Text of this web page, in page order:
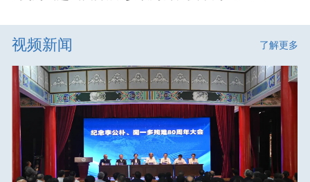
视频新闻 了解更多